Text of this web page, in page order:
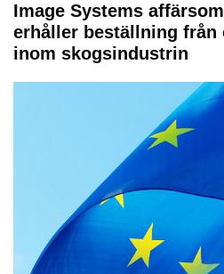
Image Systems
erhåller beställning från
inom skogsindustrin